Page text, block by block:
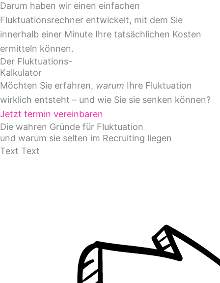
Darum haben wir einen einfachen
Fluktuationsrechner entwickelt, mit dem Sie
innerhalb einer Minute Ihre tatsächlichen Kosten
ermitteln können.
Der Fluktuations-
Kalkulator
Möchten Sie erfahren, warum Ihre Fluktuation
wirklich entsteht – und wie Sie sie senken können?
Jetzt termin vereinbaren
Die wahren Gründe für Fluktuation
und warum sie selten im Recruiting liegen
Text Text